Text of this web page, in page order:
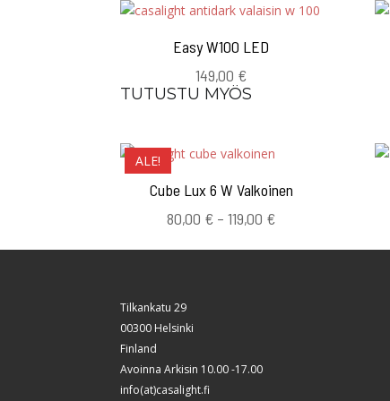
Easy W100 LED
149,00 €
TUTUSTU MYÖS
ALE!
Cube Lux 6 W Valkoinen
80,00 € – 119,00 €Hintaluokka:
Tilkankatu 29
00300 Helsinki
Finland
Avoinna Arkisin 10.00 -17.00
info(at)casalight.fi